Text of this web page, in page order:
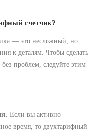
счетчик?
― это несложный, но
к деталям. Чтобы сделать
проблем, следуйте этим
Если вы активно
время, то двухтарифный